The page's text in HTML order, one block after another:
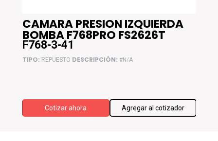
CAMARA PRESION IZQUIERDA
BOMBA F768PRO FS2626T
F768-3-41
TIPO: REPUESTO DESCRIPCIÓN: #N/A
Cotizar ahora Agregar al cotizador